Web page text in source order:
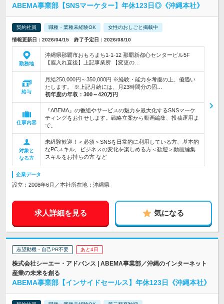
ABEMA事業部【SNSマーケター】年休123日◎《沖縄本社》
契約社員 職種・業種未経験OK 女性のおしごと掲載中
情報更新日：2026/04/15 終了予定日：2026/08/10
勤務地
沖縄県那覇市おもろまち1-1-12 那覇新都心センタービル5F
【雇入れ直後】上記事業所 【変更の…
給与
月給250,000円～350,000円 ※経験・能力を考慮の上、優遇い
たします。 ※上記月給には、月23時間分の固…
初年度の年収： 300～420万円
仕事内容
『ABEMA』の番組やサービスの魅力を最大化するSNSマーケ
ティングをお任せします。戦略立案から動画編集、投稿運用ま
で。
対象と
なる方
未経験歓迎！＜必須＞SNSを日常的に利用している方、基本的
なPCスキル、ビジネスの変化を楽しめる方＜歓迎＞動画編集
スキルをお持ちの方 など
企業データ
設立：2008年6月／本社所在地：沖縄県
求人詳細を見る 気になる
志望動機・自己PR不要 あと4日
株式会社シーエー・アドバンス | ABEMA事業部／沖縄のインターネット
産業の未来を創る
ABEMA事業部【インサイドセールス】年休123日《沖縄本社》